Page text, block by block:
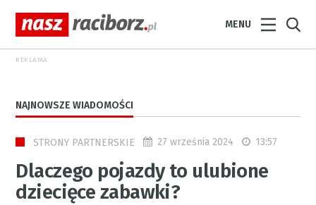
MENU
REKLAMA
NAJNOWSZE WIADOMOŚCI
STRONY PARTNERSKIE 27 września 2024 13:57
Dlaczego pojazdy to ulubione
dziecięce zabawki?